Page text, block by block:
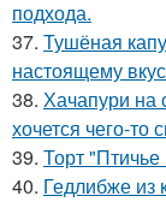
подхода.
37. Тушёная
настоящему
38. Хачапури на
хочется чего-то
39. Торт
40. Гедлибже из